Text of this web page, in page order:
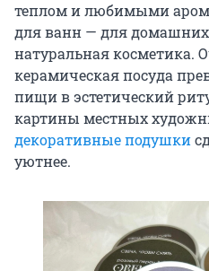
теплом и любимыми
для ванн — для домашних
натуральная косметика.
керамическая посуда
пищи в эстетический
картины местных
декоративные подушки
уютнее.